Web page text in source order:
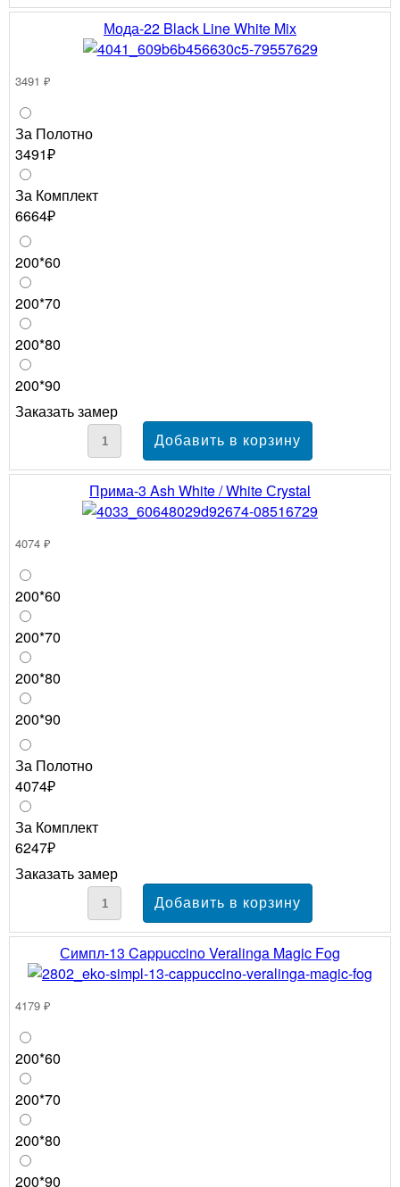
Мода-22 Black Line White Mix
3491 ₽
За Полотно
3491₽
За Комплект
6664₽
200*60
200*70
200*80
200*90
Заказать замер
Прима-3 Ash White / White Сrystal
4074 ₽
200*60
200*70
200*80
200*90
За Полотно
4074₽
За Комплект
6247₽
Заказать замер
Симпл-13 Cappuccino Veralinga Magic Fog
4179 ₽
200*60
200*70
200*80
200*90